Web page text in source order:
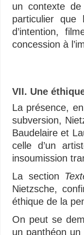
un contexte
particulier que
d’intention,
concession à
VII. Une
La présence,
subversion,
Baudelaire et
celle d’un
insoumission
La section
Nietzsche,
éthique de la
On peut se
un panthéon